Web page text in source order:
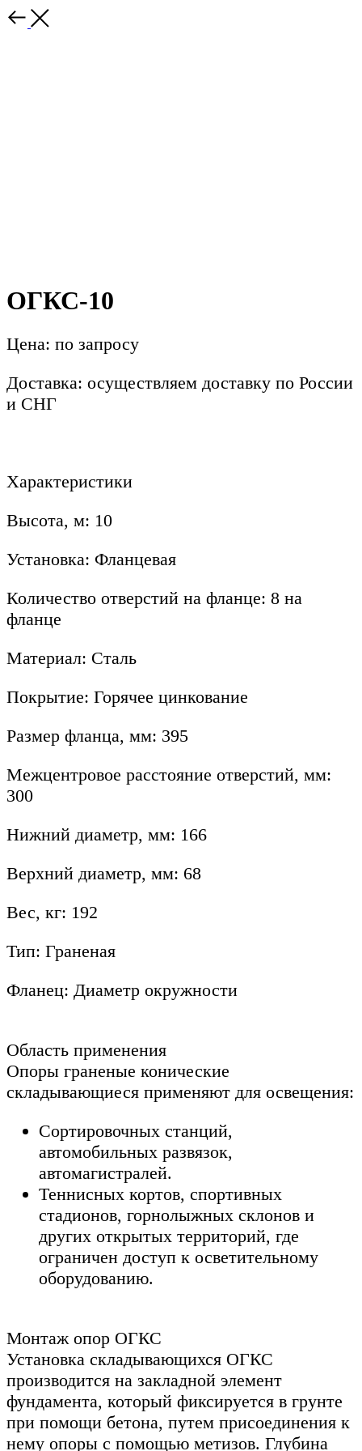
ОГКС-10
Цена: по запросу
Доставка: осуществляем доставку по России
и СНГ
Характеристики
Высота, м: 10
Установка: Фланцевая
Количество отверстий на фланце: 8 на
фланце
Материал: Сталь
Покрытие: Горячее цинкование
Размер фланца, мм: 395
Межцентровое расстояние отверстий, мм:
300
Нижний диаметр, мм: 166
Верхний диаметр, мм: 68
Вес, кг: 192
Тип: Граненая
Фланец: Диаметр окружности
Oблacть пpимeнeния
Опоры граненые конические
складывающиеся применяют для освещения:
Сортировочных станций,
автомобильных развязок,
автомагистралей.
Теннисных кортов, спортивных
стадионов, горнолыжных склонов и
других открытых территорий, где
ограничен доступ к осветительному
оборудованию.
Монтаж опор ОГКС
Установка складывающихся ОГКС
производится на закладной элемент
фундамента, который фиксируется в грунте
при помощи бетона, путем присоединения к
нему опоры с помощью метизов. Глубина